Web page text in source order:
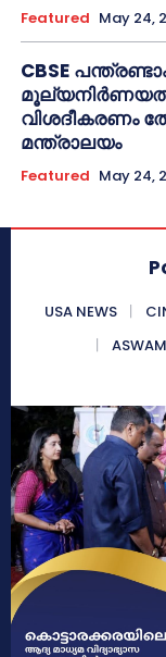
Featured May 24,
CBSE
വിശദീകരണം
മന്ത്രാലയം
Featured May 24,
USA NEWS